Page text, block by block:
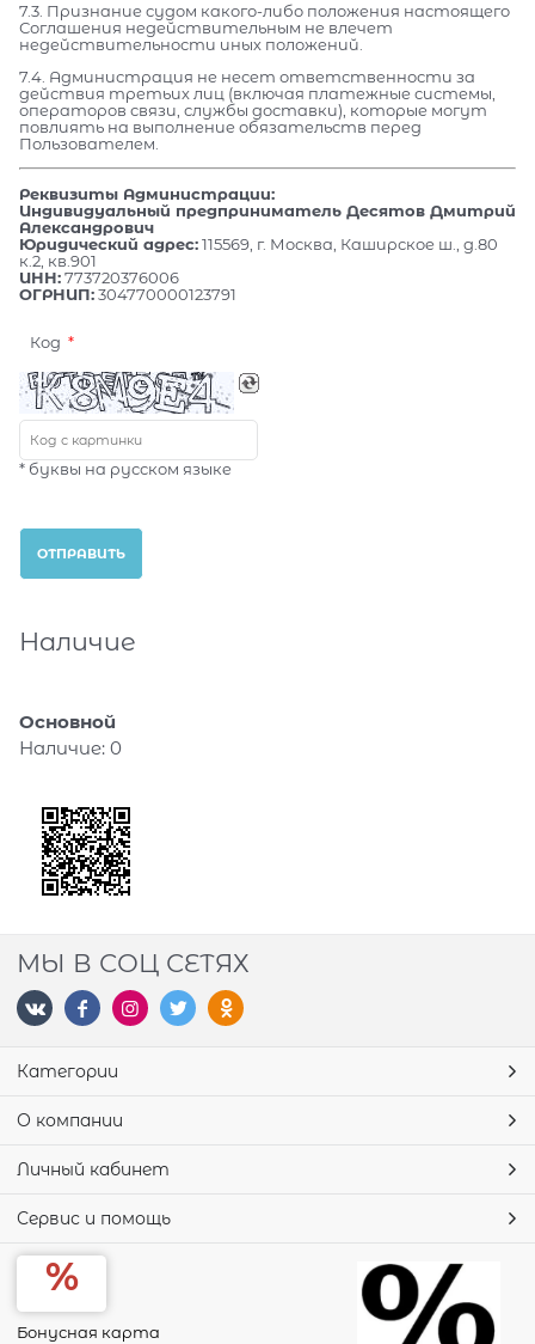
7.3. Признание судом какого-либо положения настоящего
Соглашения недействительным не влечет
недействительности иных положений.
7.4. Администрация не несет ответственности за
действия третьих лиц (включая платежные системы,
операторов связи, службы доставки), которые могут
повлиять на выполнение обязательств перед
Пользователем.
Реквизиты Администрации:
Индивидуальный предприниматель Десятов Дмитрий
Александрович
Юридический адрес:115569, г. Москва, Каширское ш., д.80
к.2, кв.901
ИНН:773720376006
ОГРНИП:304770000123791
Код
* буквы на русском языке
Наличие
Основной
Наличие: 0
МЫ В СОЦ СЕТЯХ
Категории
О компании
Личный кабинет
Сервис и помощь
Бонусная карта